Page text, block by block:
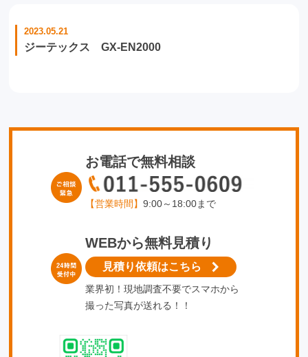
2023.05.21
ジーテックス GX-EN2000
お電話で無料相談
【営業時間】 9:00～18:00まで
WEBから無料見積り
見積り依頼はこちら
業界初！現地調査不要でスマホから
撮った写真が送れる！！